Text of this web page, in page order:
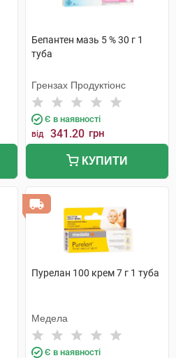
Бепантен мазь 5 % 30 г 1
туба
Грензах Продуктіонс
Є в наявності
від 341.20 грн
КУПИТИ
Пурелан 100 крем 7 г 1 туба
Медела
Є в наявності